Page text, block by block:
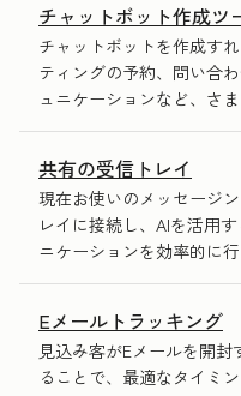
チャットボット作成ツ
チャットボットを作成す
ティングの予約、問い合
ュニケーションなど、さ
共有の受信トレイ
現在お使いのメッセージ
レイに接続し、AIを活用
ニケーションを効率的に行
Eメールトラッキング
見込み客がEメールを開
ることで、最適なタイミ